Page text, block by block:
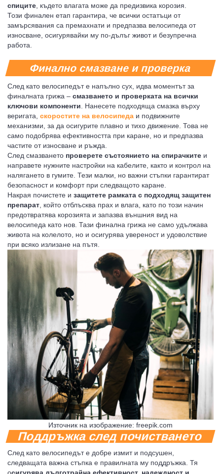
спиците , където влагата може да предизвика корозия.
Този финален етап гарантира, че всички остатъци от
замърсявания са премахнати и предпазва велосипеда от
износване, осигурявайки му по-дълъг живот и безупречна
работа.
Финално смазване и проверка
След като велосипедът е напълно сух, идва моментът за
финалната грижа – смазването и проверката на всички
ключови компоненти . Нанесете подходяща смазка върху
веригата, скоростите на велосипеда и подвижните
механизми, за да осигурите плавно и тихо движение. Това не
само подобрява ефективността при каране, но и предпазва
частите от износване и ръжда.
След смазването проверете състоянието на спирачките и
направете нужните настройки на кабелите, както и контрол на
налягането в гумите. Тези малки, но важни стъпки гарантират
безопасност и комфорт при следващото каране.
Накрая почистете и защитете рамката с подходящ защитен
препарат , който отблъсква прах и влага, като по този начин
предотвратява корозията и запазва външния вид на
велосипеда като нов. Тази финална грижа не само удължава
живота на колелото, но и осигурява увереност и удоволствие
при всяко излизане на пътя.
Източник на изображение: freepik.com
Поддръжка след почистването
След като велосипедът е добре измит и подсушен,
следващата важна стъпка е правилната му поддръжка. Тя
осигурява дълготрайна ефективност, надеждност и